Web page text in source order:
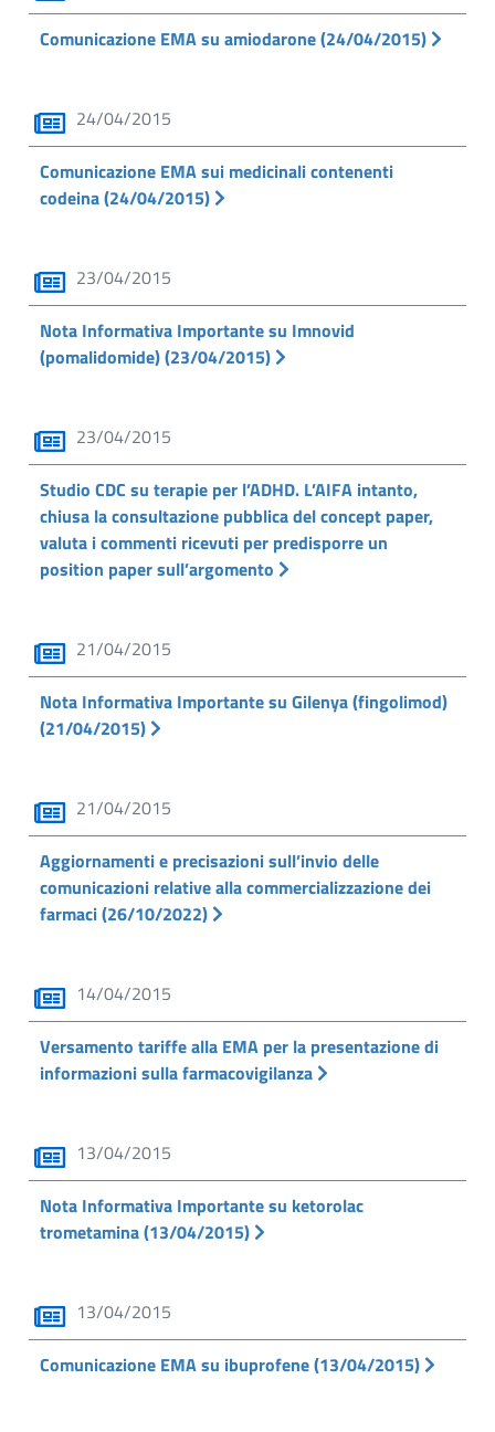
Comunicazione EMA su amiodarone (24/04/2015)
24/04/2015
Comunicazione EMA sui medicinali contenenti
codeina (24/04/2015)
23/04/2015
Nota Informativa Importante su Imnovid
(pomalidomide) (23/04/2015)
23/04/2015
Studio CDC su terapie per l’ADHD. L’AIFA intanto,
chiusa la consultazione pubblica del concept paper,
valuta i commenti ricevuti per predisporre un
position paper sull’argomento
21/04/2015
Nota Informativa Importante su Gilenya (fingolimod)
(21/04/2015)
21/04/2015
Aggiornamenti e precisazioni sull’invio delle
comunicazioni relative alla commercializzazione dei
farmaci (26/10/2022)
14/04/2015
Versamento tariffe alla EMA per la presentazione di
informazioni sulla farmacovigilanza
13/04/2015
Nota Informativa Importante su ketorolac
trometamina (13/04/2015)
13/04/2015
Comunicazione EMA su ibuprofene (13/04/2015)